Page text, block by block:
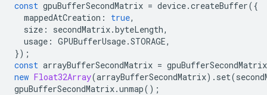
const gpuBufferSecondMatrix = device.createBuffer({
mappedAtCreation : true,
size : secondMatrix.byteLength,
usage : GPUBufferUsage.STORAGE,
});
const arrayBufferSecondMatrix = gpuBufferSecondMatrix
new Float32Array(arrayBufferSecondMatrix). set(
gpuBufferSecondMatrix.unmap();